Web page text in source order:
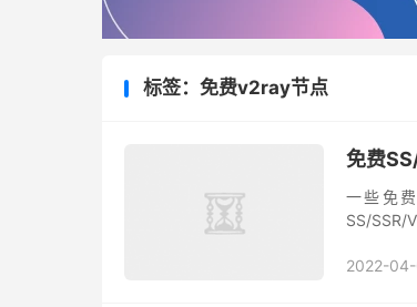
标签：免费v2ray节点
免费
一些免
SS/SSR/
2022-